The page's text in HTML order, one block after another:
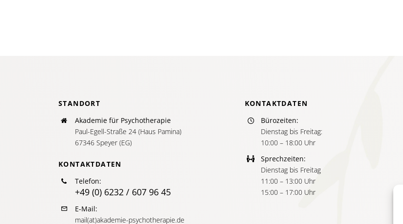
STANDORT
Akademie für Psychotherapie
Paul-Egell-Straße 24 (Haus Pamina)
67346 Speyer (EG)
KONTAKTDATEN
Telefon:
+49 (0) 6232 / 607 96 45
E-Mail:
mail(at)akademie-psychotherapie.de
KONTAKTDATEN
Bürozeiten:
Dienstag bis Freitag:
10:00 – 18:00 Uhr
Sprechzeiten:
Dienstag bis Freitag
11:00 – 13:00 Uhr
15:00 – 17:00 Uhr